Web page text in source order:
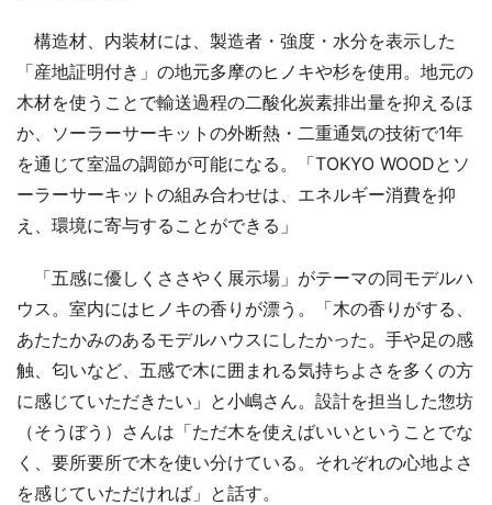
構造材、内装材には、製造者・強度・水分を表示した
「産地証明付き」の地元多摩のヒノキや杉を使用。地元の
木材を使うことで輸送過程の二酸化炭素排出量を抑えるほ
か、ソーラーサーキットの外断熱・二重通気の技術で1年
を通じて室温の調節が可能になる。「TOKYO WOODとソ
ーラーサーキットの組み合わせは、エネルギー消費を抑
え、環境に寄与することができる」
「五感に優しくささやく展示場」がテーマの同モデルハ
ウス。室内にはヒノキの香りが漂う。「木の香りがする、
あたたかみのあるモデルハウスにしたかった。手や足の感
触、匂いなど、五感で木に囲まれる気持ちよさを多くの方
に感じていただきたい」と小嶋さん。設計を担当した惣坊
（そうぼう）さんは「ただ木を使えばいいということでな
く、要所要所で木を使い分けている。それぞれの心地よさ
を感じていただければ」と話す。